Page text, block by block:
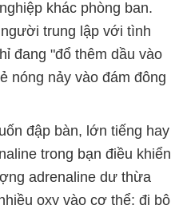
khác phòng ban.
trung lập với tình
đang "đổ thêm dầu vào
nóng nảy vào đám đông
đập bàn, lớn tiếng hay
trong bạn điều khiển
adrenaline dư thừa
oxy vào cơ thể: đi bộ